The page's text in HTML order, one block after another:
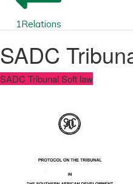
1Relations
SADC
SADC Tribunal Soft law